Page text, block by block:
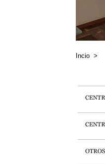
Incio >